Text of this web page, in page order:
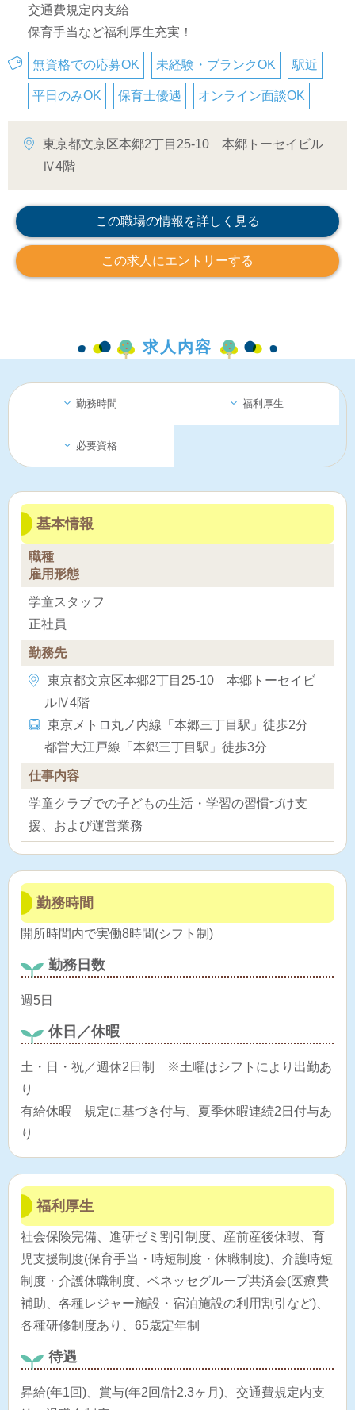
交通費規定内支給
保育手当など福利厚生充実！
無資格での応募OK 未経験・ブランクOK 駅近
平日のみOK 保育士優遇 オンライン面談OK
東京都文京区本郷2丁目25-10 本郷トーセイビル
Ⅳ4階
この職場の情報を詳しく見る
この求人にエントリーする
求人内容
勤務時間 福利厚生
必要資格
基本情報
職種
雇用形態
学童スタッフ
正社員
勤務先
東京都文京区本郷2丁目25-10 本郷トーセイビ
ルⅣ4階
東京メトロ丸ノ内線「本郷三丁目駅」徒歩2分
都営大江戸線「本郷三丁目駅」徒歩3分
仕事内容
学童クラブでの子どもの生活・学習の習慣づけ支
援、および運営業務
勤務時間
開所時間内で実働8時間(シフト制)
勤務日数
週5日
休日／休暇
土・日・祝／週休2日制 ※土曜はシフトにより出勤あ
り
有給休暇 規定に基づき付与、夏季休暇連続2日付与あ
り
福利厚生
社会保険完備、進研ゼミ割引制度、産前産後休暇、育
児支援制度(保育手当・時短制度・休職制度)、介護時短
制度・介護休職制度、ベネッセグループ共済会(医療費
補助、各種レジャー施設・宿泊施設の利用割引など)、
各種研修制度あり、65歳定年制
待遇
昇給(年1回)、賞与(年2回/計2.3ヶ月)、交通費規定内支